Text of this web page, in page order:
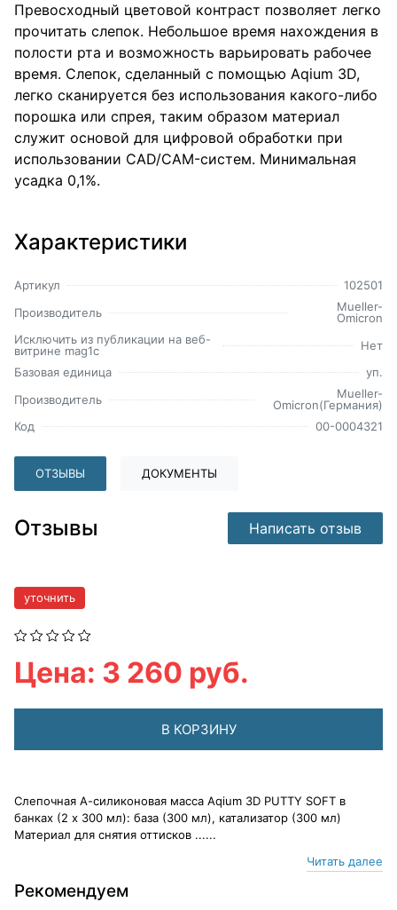
Превосходный цветовой контраст позволяет легко
прочитать слепок. Небольшое время нахождения в
полости рта и возможность варьировать рабочее
время. Слепок, сделанный с помощью Aqium 3D,
легко сканируется без использования какого-либо
порошка или спрея, таким образом материал
служит основой для цифровой обработки при
использовании CAD/CAM-систем. Минимальная
усадка 0,1%.
Характеристики
Артикул
102501
Производитель
Mueller-
Omicron
Исключить из публикации на веб-
витрине mag1c
Нет
Базовая единица
уп.
Производитель
Mueller-
Omicron(Германия)
Код
00-0004321
ОТЗЫВЫ ДОКУМЕНТЫ
Отзывы Написать отзыв
уточнить
Цена: 3 260 руб.
В КОРЗИНУ
Слепочная А-силиконовая масса Aqium 3D PUTTY SOFT в
банках (2 х 300 мл): база (300 мл), катализатор (300 мл)
Материал для снятия оттисков ......
Читать далее
Рекомендуем